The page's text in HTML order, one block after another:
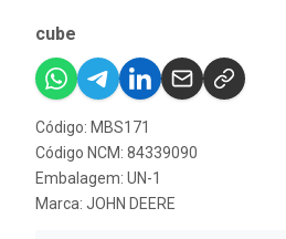
cube
Código: MBS171
Código NCM: 84339090
Embalagem: UN-1
Marca: JOHN DEERE